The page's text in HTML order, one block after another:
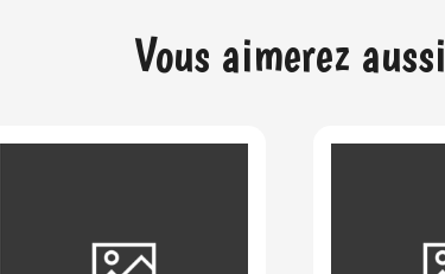
Vous aimerez aussi